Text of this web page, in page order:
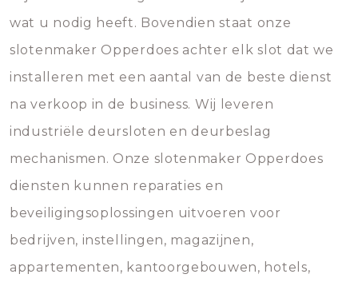
wat u nodig heeft. Bovendien staat onze
slotenmaker Opperdoes achter elk slot dat we
installeren met een aantal van de beste dienst
na verkoop in de business. Wij leveren
industriële deursloten en deurbeslag
mechanismen. Onze slotenmaker Opperdoes
diensten kunnen reparaties en
beveiligingsoplossingen uitvoeren voor
bedrijven, instellingen, magazijnen,
appartementen, kantoorgebouwen, hotels,